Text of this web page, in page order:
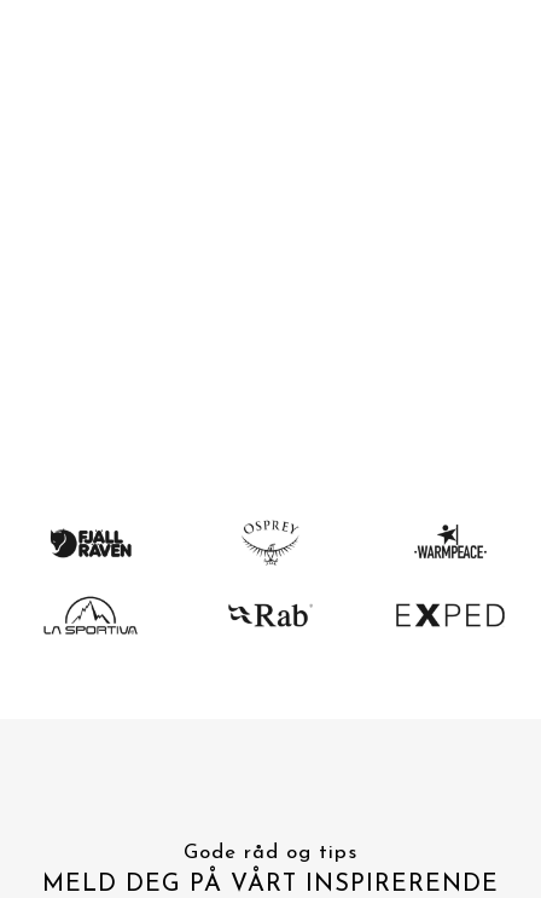
Gode råd og tips
MELD DEG PÅ VÅRT INSPIRERENDE